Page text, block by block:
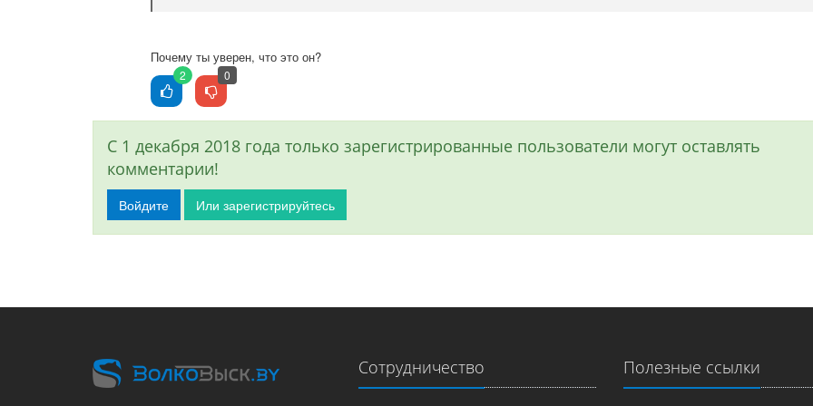
Почему ты уверен, что это он?
2 0
С 1 декабря 2018 года только зарегистрированные пользователи могут оставлять
комментарии!
Войдите Или зарегистрируйтесь
Сотрудничество Полезные ссылки